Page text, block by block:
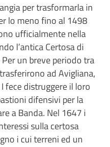
per trasformarla in
lo meno fino al 1498
ufficialmente nella
l’antica Certosa di
un breve periodo tra
ad Avigliana,
fece distruggere il loro
difensivi per la
a Banda. Nel 1647 i
sulla certosa
i cui terreni ed un